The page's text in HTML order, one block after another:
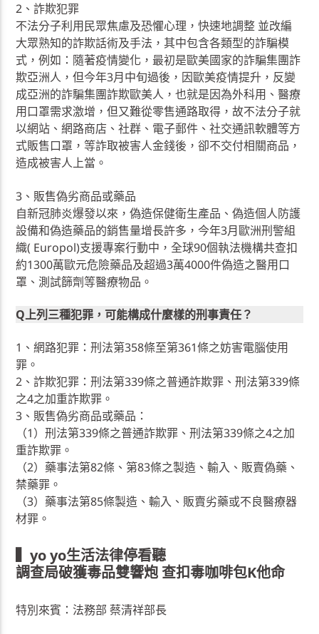
2、詐欺犯罪
不法分子利用民眾焦慮及恐懼心理，快速地調整 並改編
大眾熟知的詐欺話術及手法，其中包含各類型的詐騙模
式，例如：隨著疫情變化，最初是歐美國家的詐騙集團詐
欺亞洲人，但今年3月中旬過後，因歐美疫情提升，反變
成亞洲的詐騙集團詐欺歐美人，也就是因為外科用、醫療
用口罩需求激增，但又難從零售通路取得，故不法分子就
以網站、網路商店、社群、電子郵件、社交通訊軟體等方
式販售口罩，等詐取被害人金錢後，卻不交付相關商品，
造成被害人上當。
3、販售偽劣商品或藥品
自新冠肺炎爆發以來，偽造保健衛生產品、偽造個人防護
設備和偽造藥品的銷售量增長許多，今年3月歐洲刑警組
織( Europol)支援專案行動中，全球90個執法機構共查扣
約1300萬歐元危險藥品及超過3萬4000件偽造之醫用口
罩、測試篩劑等醫療物品。
Q上列三種犯罪，可能構成什麼樣的刑事責任？
1、網路犯罪：刑法第358條至第361條之妨害電腦使用
罪。
2、詐欺犯罪：刑法第339條之普通詐欺罪、刑法第339條
之4之加重詐欺罪。
3、販售偽劣商品或藥品：
（1）刑法第339條之普通詐欺罪、刑法第339條之4之加
重詐欺罪。
（2）藥事法第82條、第83條之製造、輸入、販賣偽藥、
禁藥罪。
（3）藥事法第85條製造、輸入、販賣劣藥或不良醫療器
材罪。
▍yo yo生活法律停看聽
調查局破獲毒品雙響炮 查扣毒咖啡包K他命
特別來賓：法務部 蔡清祥部長